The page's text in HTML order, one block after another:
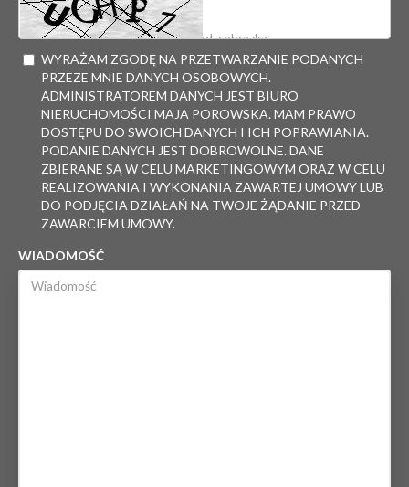
WYRAŻAM ZGODĘ NA PRZETWARZANIE PODANYCH
PRZEZE MNIE DANYCH OSOBOWYCH.
ADMINISTRATOREM DANYCH JEST BIURO
NIERUCHOMOŚCI MAJA POROWSKA. MAM PRAWO
DOSTĘPU DO SWOICH DANYCH I ICH POPRAWIANIA.
PODANIE DANYCH JEST DOBROWOLNE. DANE
ZBIERANE SĄ W CELU MARKETINGOWYM ORAZ W CELU
REALIZOWANIA I WYKONANIA ZAWARTEJ UMOWY LUB
DO PODJĘCIA DZIAŁAŃ NA TWOJE ŻĄDANIE PRZED
ZAWARCIEM UMOWY.
WIADOMOŚĆ